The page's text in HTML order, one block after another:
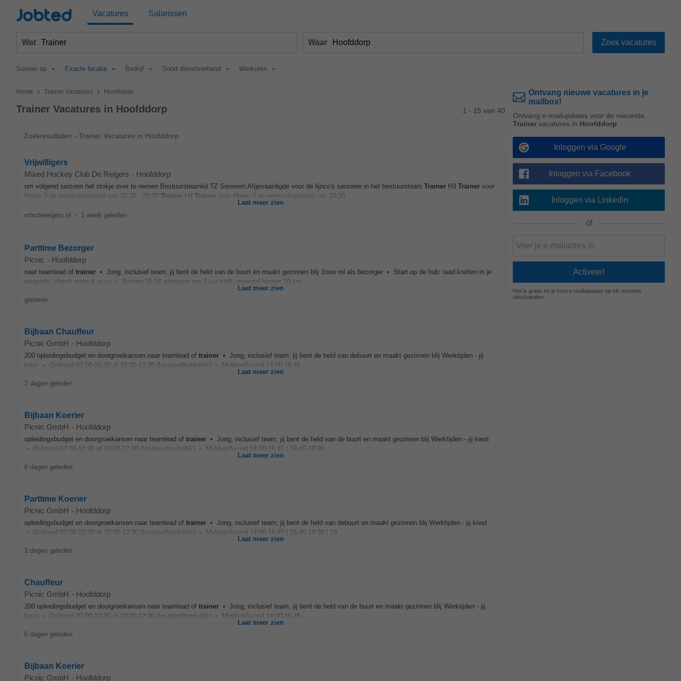
Jobted Vacatures Salarissen
Wat Waar
Sorteer op Exacte locatie Bedrijf Soort dienstverband Werkuren
Home > Trainer Vacatures > Hoofddorp
Trainer Vacatures in Hoofddorp 1 - 15 van 40
Zoekresultaten - Trainer Vacatures in Hoofddorp
Vrijwilligers
Mixed Hockey Club De Reigers - Hoofddorp
om volgend seizoen het stokje over te nemen Bestuursteamlid TZ Senioren Afgevaardigde voor de lijnco's senioren in het bestuursteam Trainer H3 Trainer voor
Heren 3 op woensdagavond van 20:30 - 22:00 Trainer H4 Trainer voor Heren 4 op woensdagavond van 20:30...
Laat meer zien
mhcdereigers.nl - 1 week geleden
Parttime Bezorger
Picnic - Hoofddorp
naar teamlead of trainer • Jong, inclusief team; jij bent de held van de buurt en maakt gezinnen blij Jouw rol als bezorger • Start op de hub: laad kratten in je
wagentje, check route & accu • Bezorg 15-18 adressen per 3-uur-shift, meestal binnen 10 km...
Laat meer zien
gisteren
Bijbaan Chauffeur
Picnic GmbH - Hoofddorp
200 opleidingsbudget en doorgroeikansen naar teamlead of trainer • Jong, inclusief team; jij bent de held van debuurt en maakt gezinnen blij Werktijden - jij
kiest • Ochtend 07:00-10:30 of 10:00-12:30 (locatieafhankelijk) • Middag/Avond 14:00-16:45...
Laat meer zien
2 dagen geleden
Bijbaan Koerier
Picnic GmbH - Hoofddorp
opleidingsbudget en doorgroeikansen naar teamlead of trainer • Jong, inclusief team; jij bent de held van de buurt en maakt gezinnen blij Werktijden - jij kiest
• Ochtend 07:00-10:30 of 10:00-12:30 (locatieafhankelijk) • Middag/Avond 14:00-16:45 | 16:45-19:30...
Laat meer zien
6 dagen geleden
Parttime Koerier
Picnic GmbH - Hoofddorp
opleidingsbudget en doorgroeikansen naar teamlead of trainer • Jong, inclusief team; jij bent de held van debuurt en maakt gezinnen blij Werktijden - jij kiest
• Ochtend 07:00-10:30 of 10:00-12:30 (locatieafhankelijk) • Middag/Avond 14:00-16:45 | 16:45-19:30 | 19...
Laat meer zien
2 dagen geleden
Chauffeur
Picnic GmbH - Hoofddorp
200 opleidingsbudget en doorgroeikansen naar teamlead of trainer • Jong, inclusief team; jij bent de held van de buurt en maakt gezinnen blij Werktijden - jij
kiest • Ochtend 07:00-10:30 of 10:00-12:30 (locatieafhankelijk) • Middag/Avond 14:00-16:45...
Laat meer zien
6 dagen geleden
Bijbaan Koerier
Picnic GmbH - Hoofddorp
Ontvang nieuwe vacatures in je
mailbox!
Ontvang e-mailupdates voor de nieuwste
Trainer vacatures in Hoofddorp
Inloggen via Google
Inloggen via Facebook
Inloggen via Linkedin
of
Het is gratis en je kunt e-mailupdates op elk moment
uitschakelen